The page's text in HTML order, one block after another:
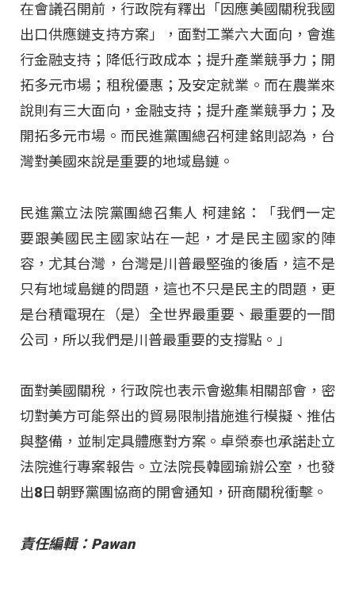
在會議召開前，行政院有釋出「因應美國關稅我國
出口供應鏈支持方案」，面對工業六大面向，會進
行金融支持；降低行政成本；提升產業競爭力；開
拓多元市場；租稅優惠；及安定就業。而在農業來
說則有三大面向，金融支持；提升產業競爭力；及
開拓多元市場。而民進黨團總召柯建銘則認為，台
灣對美國來說是重要的地域島鏈。
民進黨立法院黨團總召集人 柯建銘：「我們一定
要跟美國民主國家站在一起，才是民主國家的陣
容，尤其台灣，台灣是川普最堅強的後盾，這不是
只有地域島鏈的問題，這也不只是民主的問題，更
是台積電現在（是）全世界最重要、最重要的一間
公司，所以我們是川普最重要的支撐點。」
面對美國關稅，行政院也表示會邀集相關部會，密
切對美方可能祭出的貿易限制措施進行模擬、推估
與整備，並制定具體應對方案。卓榮泰也承諾赴立
法院進行專案報告。立法院長韓國瑜辦公室，也發
出8日朝野黨團協商的開會通知，研商關稅衝擊。
責任編輯：Pawan